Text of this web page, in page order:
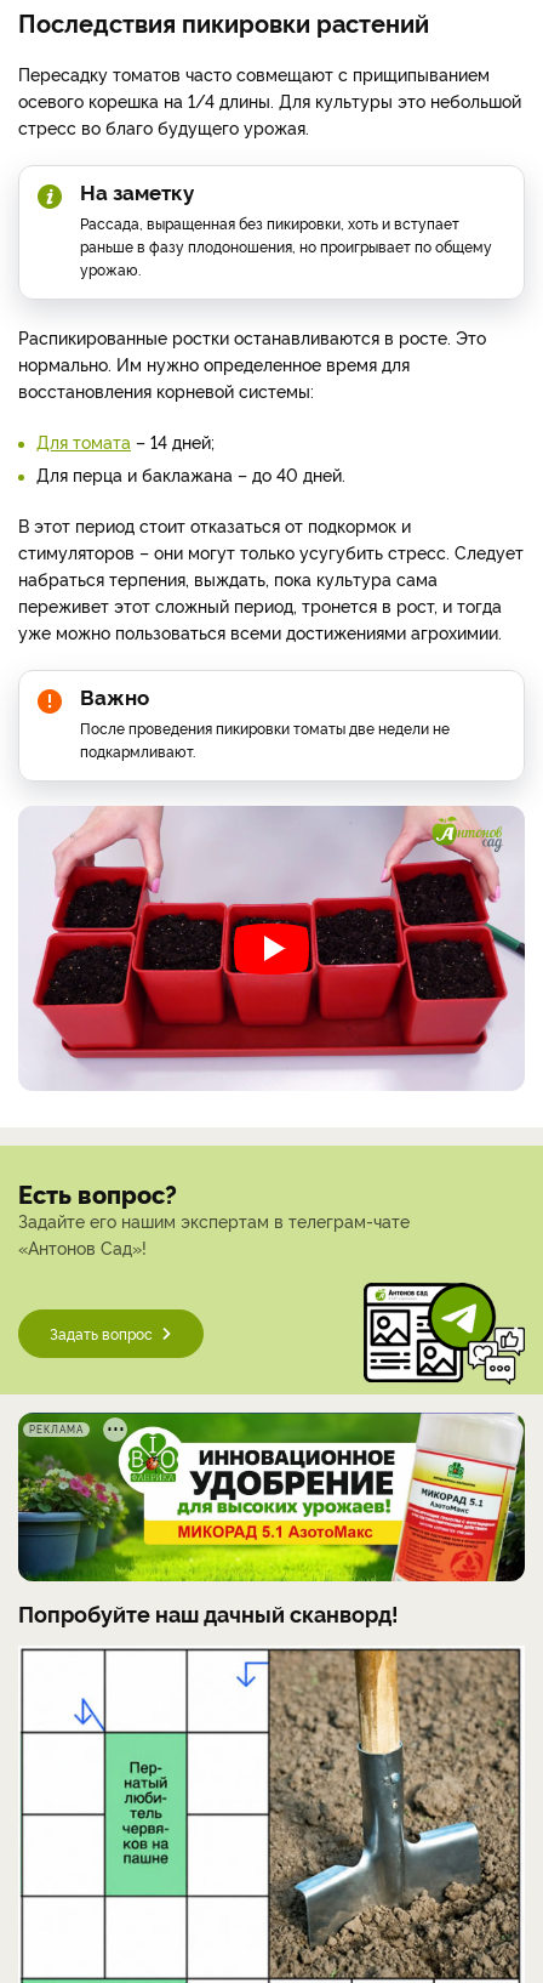
Последствия пикировки растений
Пересадку томатов часто совмещают с прищипыванием
осевого корешка на 1/4 длины. Для культуры это небольшой
стресс во благо будущего урожая.
На заметку
Рассада, выращенная без пикировки, хоть и вступает
раньше в фазу плодоношения, но проигрывает по общему
урожаю.
Распикированные ростки останавливаются в росте. Это
нормально. Им нужно определенное время для
восстановления корневой системы:
Для томата – 14 дней;
Для перца и баклажана – до 40 дней.
В этот период стоит отказаться от подкормок и
стимуляторов – они могут только усугубить стресс. Следует
набраться терпения, выждать, пока культура сама
переживет этот сложный период, тронется в рост, и тогда
уже можно пользоваться всеми достижениями агрохимии.
Важно
После проведения пикировки томаты две недели не
подкармливают.
Есть вопрос?
Задайте его нашим экспертам в телеграм-чате
«Антонов Сад»!
Задать вопрос
РЕКЛАМА
Попробуйте наш дачный сканворд!